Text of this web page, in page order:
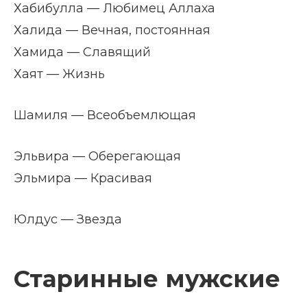
Хабибулла — Любимец Аллаха
Халида — Вечная, постоянная
Хамида — Славящий
Хаят — Жизнь
Шамиля — Всеобъемлющая
Эльвира — Оберегающая
Эльмира — Красивая
Юлдус — Звезда
Старинные мужские